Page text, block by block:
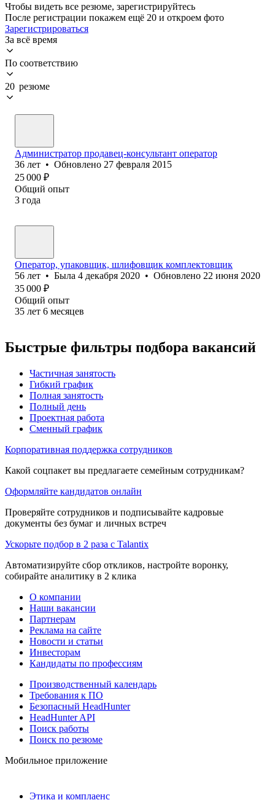
Чтобы видеть все резюме, зарегистрируйтесь
После регистрации покажем ещё 20 и откроем фото
Зарегистрироваться
За всё время
По соответствию
20 резюме
Администратор продавец-консультант оператор
36 лет • Обновлено 27 февраля 2015
25 000 ₽
Общий опыт
3 года
Оператор, упаковщик, шлифовщик комплектовщик
56 лет • Была 4 декабря 2020 • Обновлено 22 июня 2020
35 000 ₽
Общий опыт
35 лет 6 месяцев
Быстрые фильтры подбора вакансий
Частичная занятость
Гибкий график
Полная занятость
Полный день
Проектная работа
Сменный график
Корпоративная поддержка сотрудников
Какой соцпакет вы предлагаете семейным сотрудникам?
Оформляйте кандидатов онлайн
Проверяйте сотрудников и подписывайте кадровые
документы без бумаг и личных встреч
Ускорьте подбор в 2 раза с Talantix
Автоматизируйте сбор откликов, настройте воронку,
собирайте аналитику в 2 клика
О компании
Наши вакансии
Партнерам
Реклама на сайте
Новости и статьи
Инвесторам
Кандидаты по профессиям
Производственный календарь
Требования к ПО
Безопасный HeadHunter
HeadHunter API
Поиск работы
Поиск по резюме
Мобильное приложение
Этика и комплаенс